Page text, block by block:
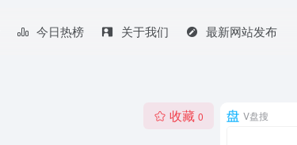
今日热榜 关于我们 最新网站发布
收藏 0 V盘搜